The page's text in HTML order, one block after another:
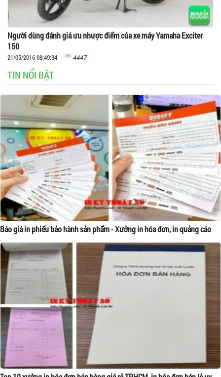
Người dùng đánh giá ưu nhược điểm của xe máy Yamaha Exciter
150
21/05/2016 08:49:34 4447
TIN NỔI BẬT
Báo giá in phiếu bảo hành sản phẩm - Xưởng in hóa đơn, in quảng cáo